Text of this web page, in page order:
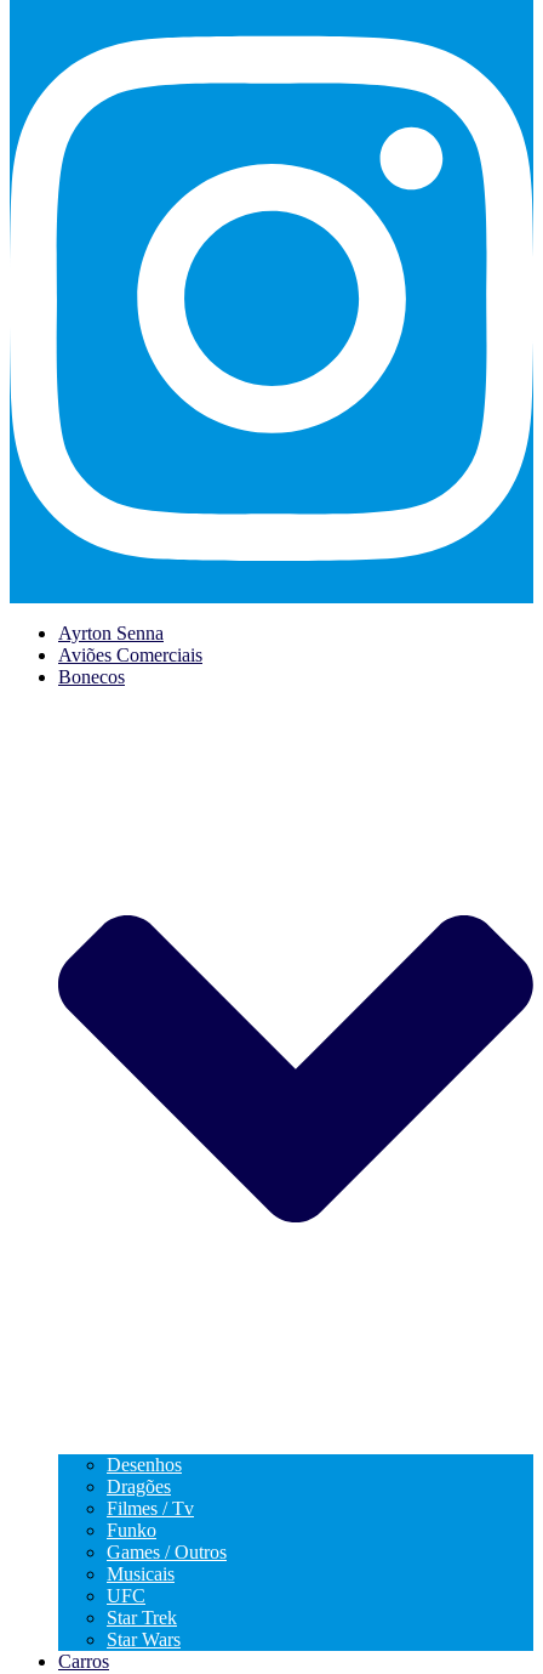
Ayrton Senna
Aviões Comerciais
Bonecos
Desenhos
Dragões
Filmes / Tv
Funko
Games / Outros
Musicais
UFC
Star Trek
Star Wars
Carros